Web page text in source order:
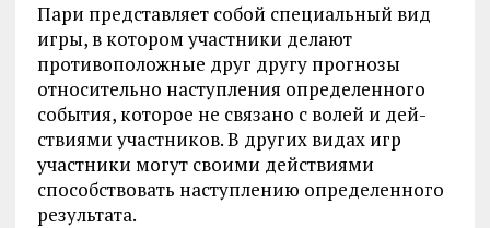
Пари представляет собой специальный вид
игры, в котором участ­ники делают
противоположные друг другу прогнозы
относительно на­ступления определенного
события, которое не связано с волей и дей­
ствиями участников. В других видах игр
участники могут своими действиями
способствовать наступлению определенного
результата.